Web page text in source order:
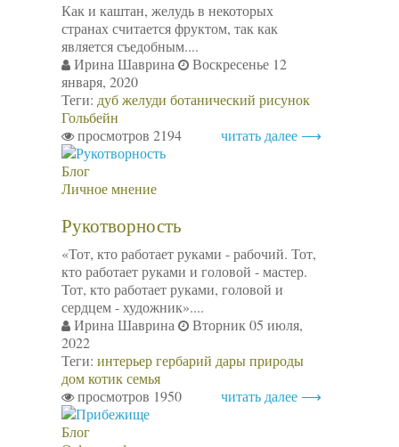
Как и каштан, желудь в некоторых
странах считается фруктом, так как
является съедобным....
Ирина Шаврина
Воскресенье 12
января, 2020
Теги: дуб желуди ботанический рисунок
Гольбейн
просмотров 2194
читать далее ⟶
Блог
Личное мнение
Рукотворность
«Тот, кто работает руками - рабочий. Тот,
кто работает руками и головой - мастер.
Тот, кто работает руками, головой и
сердцем - художник»....
Ирина Шаврина
Вторник 05 июля,
2022
Теги: интерьер гербарий дары природы
дом котик семья
просмотров 1950
читать далее ⟶
Блог